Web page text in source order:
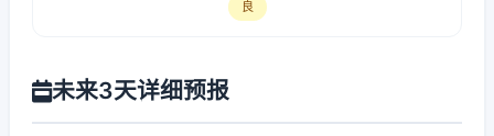
良
未来3天详细预报